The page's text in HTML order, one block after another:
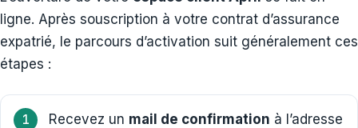
ligne. Après souscription à votre contrat d’assurance
expatrié, le parcours d’activation suit généralement ces
étapes :
Recevez un mail de confirmation à l’adresse